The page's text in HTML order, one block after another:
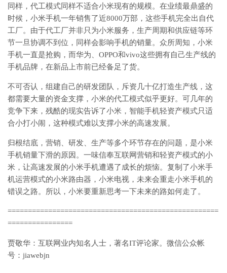
同样，代工模式同样不适合小米现有的规模。在业绩最鼎盛的
时候，小米手机一年销售了近8000万部，这些手机完全出自代
工厂。由于代工厂并非只为小米服务，生产周期和供应链等环
节一旦协调不到位，同样会影响手机的销量。众所周知，小米
手机一直是抢购，而华为、OPPO和vivo这些拥有自己生产线的
手机品牌，在新品上市前已经备足了货。
不可否认，组建自己的研发团队，斥资几十亿打造生产线，这
都需要大量的资金支撑，小米的代工模式似乎更好。可几年的
竞争下来，残酷的现实告诉了小米，智能手机轻资产模式只适
合小打小闹，这种模式难以支撑小米的高速发展。
归根结底，营销、研发、生产等多个环节存在的问题，是小米
手机销量下滑的原因。一味信奉互联网营销和轻资产模式的小
米，让高速发展的小米手机遭遇了成长的烦恼。复制了小米手
机运营模式的小米路由器，小米电视，未来会重走小米手机的
错误之路。所以，小米要重新思考一下未来的路如何走了。
====================================================
================
贾敬华：互联网业内知名人士，著名IT评论家。微信公众帐
号：jiawebjn